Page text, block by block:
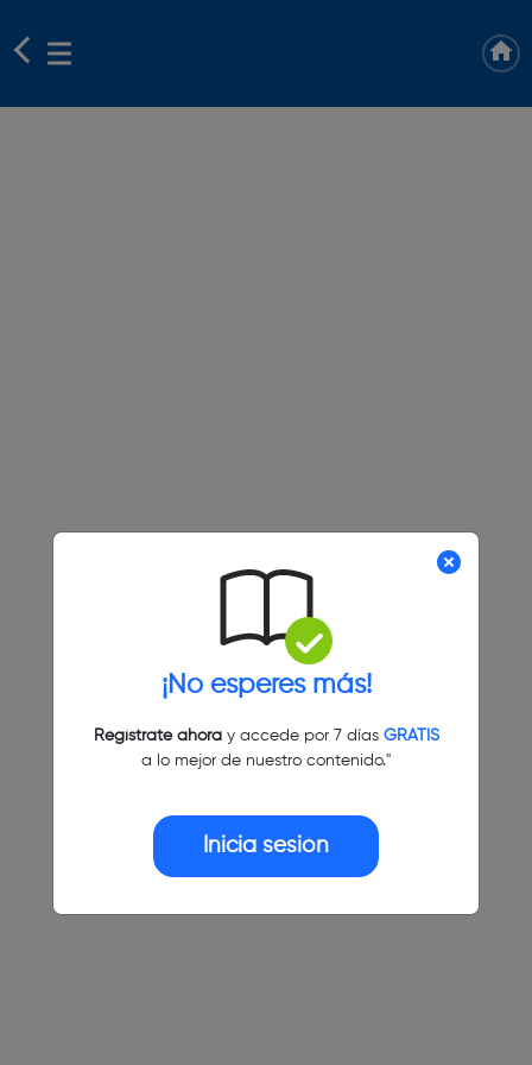
¡No esperes más!
Regístrate ahoray accede por 7 días GRATIS
a lo mejor de nuestro contenido."
Inicia sesión